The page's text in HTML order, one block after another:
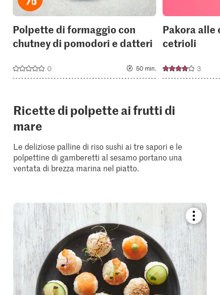
Polpette di formaggio con
chutney di pomodori e datteri
0 50 min.
Pakora alle
cetrioli
3
Ricette di polpette ai frutti di
mare
Le deliziose palline di riso sushi ai tre sapori e le
polpettine di gamberetti al sesamo portano una
ventata di brezza marina nel piatto.
recipe
add
to
your